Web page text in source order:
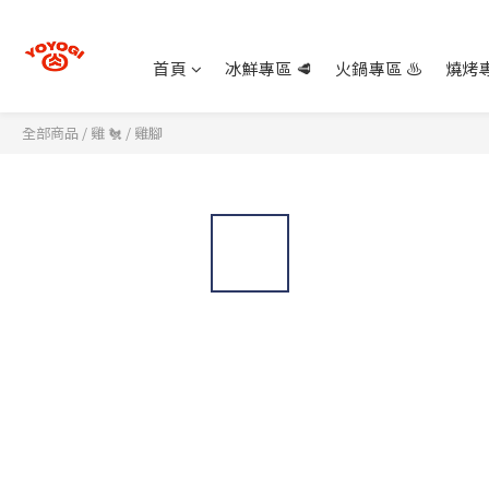
首頁 冰鮮專區 🥩 火鍋專區 ♨️ 燒烤
全部商品 / 雞 🐔 / 雞腳